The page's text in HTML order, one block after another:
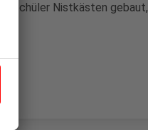
Schüler Nistkästen gebaut,